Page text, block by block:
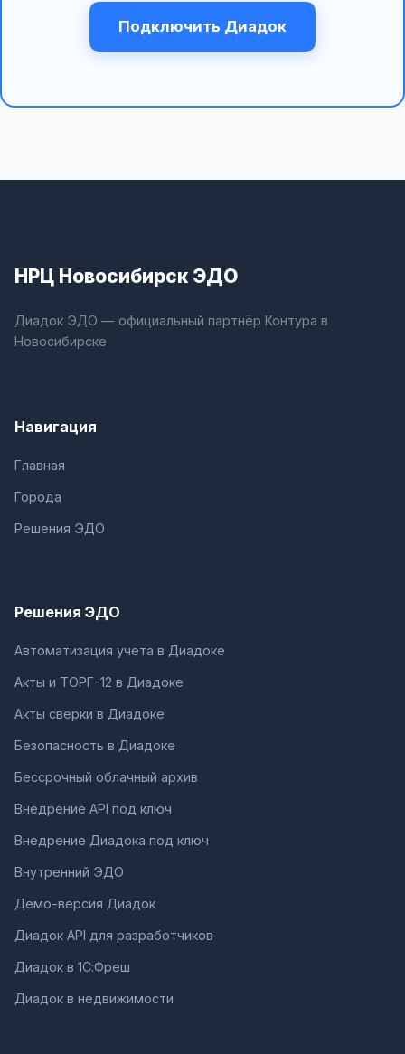
Подключить Диадок
НРЦ Новосибирск ЭДО
Диадок ЭДО — официальный партнёр Контура в
Новосибирске
Навигация
Главная
Города
Решения ЭДО
Решения ЭДО
Автоматизация учета в Диадоке
Акты и ТОРГ-12 в Диадоке
Акты сверки в Диадоке
Безопасность в Диадоке
Бессрочный облачный архив
Внедрение API под ключ
Внедрение Диадока под ключ
Внутренний ЭДО
Демо-версия Диадок
Диадок API для разработчиков
Диадок в 1С:Фреш
Диадок в недвижимости